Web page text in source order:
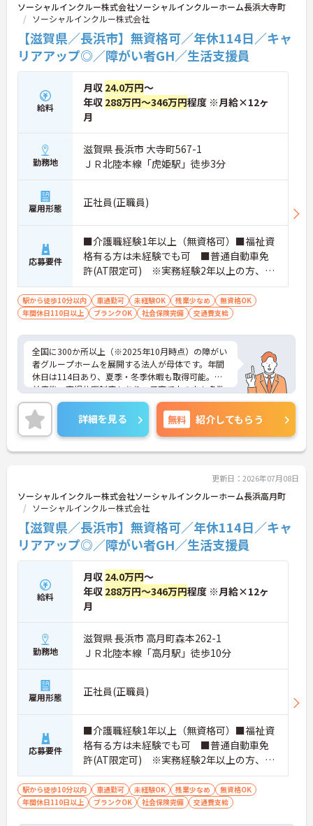
ソーシャルインクルー株式会社ソーシャルインクルーホーム長浜大寺町
ソーシャルインクルー株式会社
【滋賀県／長浜市】無資格可／年休114日／キャ
リアアップ◎／障がい者GH／生活支援員
給料
月収 24.0万円～
年収 288万円～346万円程度 ※月給×12ヶ
月
勤務地
滋賀県 長浜市 大寺町567-1
ＪＲ北陸本線「虎姫駅」徒歩3分
雇用形態 正社員(正職員)
応募要件
■介護職経験1年以上（無資格可）■福祉資
格有る方は未経験でも可 ■普通自動車免
許(AT限定可) ※実務経験2年以上の方、障
がい者福祉に関する経験をお持ちの方大歓
迎
駅から徒歩10分以内 車通勤可 未経験OK 残業少なめ
無資格OK
年間休日110日以上
ブランクOK 社会保険完備 交通費支給
全国に300か所以上（※2025年10月時点）の障がい
者グループホームを展開する法人が母体です。年間
休日は114日あり、夏季・冬季休暇も取得可能。産
前産後・育児休暇制度もあり、子育て中の方も多数
活躍中で、ワークライフバランスを大切にしながら
働ける環境が整っています。研修制度や外部勉強会
の受講支援もあり、スキルアップもしっかりサポー
ト。将来的には管理者やエリアマネージャーへのキ
ャリアアップも目指せます。20代から60代まで幅広
の職場です。介護経験を活かしたい方、福祉の資格
をお持ちの方、安定した法人でキャリアを築きたい
方におすすめです。
★おすすめPOINT★
・生活支援員からスタートし、サービス管理責任者
やエリアマネージャーへと続く明確なステップアッ
プの道筋が用意されています。急成長中の企業であ
るためポストも豊富にあり、専門性を高めながらマ
ネジメント職への挑戦も視野に入れていただけま
す。
かりと整備されています。オンとオフの切り替えを
明確にし、心身ともに充実した状態で長くご活躍い
・グループホーム一棟あたりの入居者様20名定員を
常時2～4名のスタッフで支援、国基準を上回る人員
配置や夜間複数名体制が敷かれているため、業務に
追われることなくご利用者様のペースに合わせたサ
ポートが可能です。施設も専用設計で働きやすく、
ご自身の理想とする福祉を実践できる環境が整って
います。
詳細を見る 無料 紹介してもらう
更新日：2026年07月08日
ソーシャルインクルー株式会社ソーシャルインクルーホーム長浜高月町
ソーシャルインクルー株式会社
【滋賀県／長浜市】無資格可／年休114日／キャ
リアアップ◎／障がい者GH／生活支援員
給料
月収 24.0万円～
年収 288万円～346万円程度 ※月給×12ヶ
月
勤務地
滋賀県 長浜市 高月町森本262-1
ＪＲ北陸本線「高月駅」徒歩10分
雇用形態 正社員(正職員)
応募要件
■介護職経験1年以上（無資格可）■福祉資
格有る方は未経験でも可 ■普通自動車免
許(AT限定可) ※実務経験2年以上の方、障
がい者福祉に関する経験をお持ちの方大歓
迎
駅から徒歩10分以内 車通勤可 未経験OK 残業少なめ
無資格OK
年間休日110日以上
ブランクOK 社会保険完備 交通費支給